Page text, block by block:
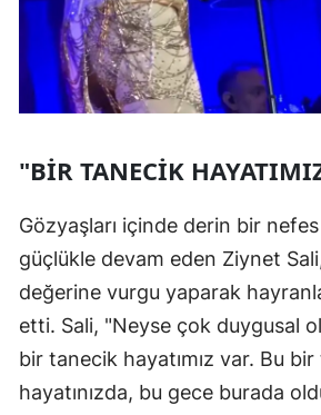
"BİR TANECİK
Gözyaşları içinde derin bir
güçlükle devam eden Ziynet
değerine vurgu yaparak
etti. Sali, "Neyse çok duygusal
bir tanecik hayatımız var. Bu
hayatınızda, bu gece burada